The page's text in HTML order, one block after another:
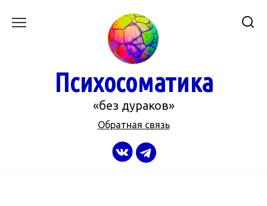
Психосоматика
«без дураков»
Обратная связь